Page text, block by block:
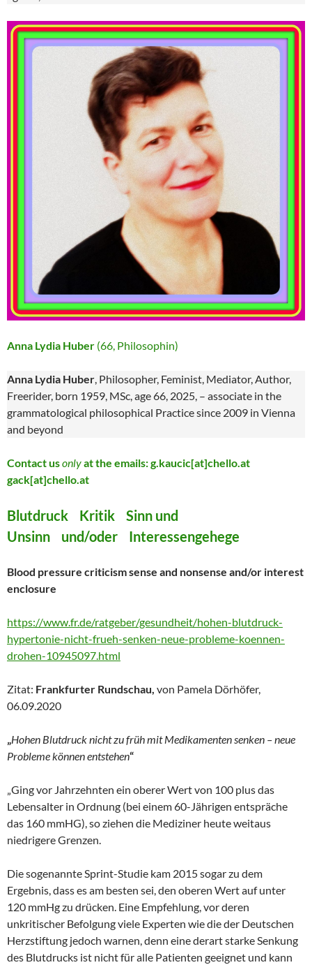
Anna Lydia Huber (66, Philosophin)
Anna Lydia Huber, Philosopher, Feminist, Mediator, Author,
Freerider, born 1959, MSc, age 66, 2025, – associate in the
grammatological philosophical Practice since 2009 in Vienna
and beyond
Contact usonlyat the emails: g.kaucic[at]chello.at
gack[at]chello.at
Blutdruck Kritik Sinn und
Unsinn und/oder Interessengehege
Blood pressure criticism sense and nonsense and/or interest
enclosure
https://www.fr.de/ratgeber/gesundheit/hohen-blutdruck-
hypertonie-nicht-frueh-senken-neue-probleme-koennen-
drohen-10945097.html
Zitat: Frankfurter Rundschau, von Pamela Dörhöfer,
06.09.2020
„Hohen Blutdruck nicht zu früh mit Medikamenten senken – neue
Probleme können entstehen“
„Ging vor Jahrzehnten ein oberer Wert von 100 plus das
Lebensalter in Ordnung (bei einem 60-Jährigen entspräche
das 160 mmHG), so ziehen die Mediziner heute weitaus
niedrigere Grenzen.
Die sogenannte Sprint-Studie kam 2015 sogar zu dem
Ergebnis, dass es am besten sei, den oberen Wert auf unter
120 mmHg zu drücken. Eine Empfehlung, vor deren
unkritischer Befolgung viele Experten wie die der Deutschen
Herzstiftung jedoch warnen, denn eine derart starke Senkung
des Blutdrucks ist nicht für alle Patienten geeignet und kann